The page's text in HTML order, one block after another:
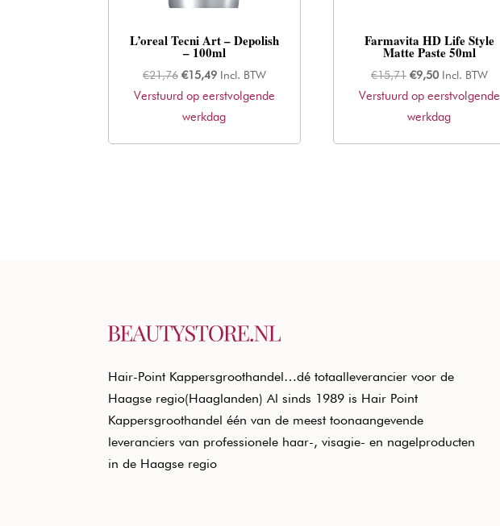
L’oreal Tecni Art – Depolish
– 100ml
€21,76 Oorspronkelijke
prijs
was:
€15,49Huidige
prijs
is:
Incl. BTW
Verstuurd op eerstvolgende
werkdag
Farmavita HD Life Style
Matte Paste 50ml
€15,71 Oorspronkelijke
prijs
was:
€9,50Huidige
prijs
is:
Incl. BTW
Verstuurd op eerstvolgende
werkdag
Hair-Point Kappersgroothandel…dé totaalleverancier voor de
Haagse regio(Haaglanden) Al sinds 1989 is Hair Point
Kappersgroothandel één van de meest toonaangevende
leveranciers van professionele haar-, visagie- en nagelproducten
in de Haagse regio